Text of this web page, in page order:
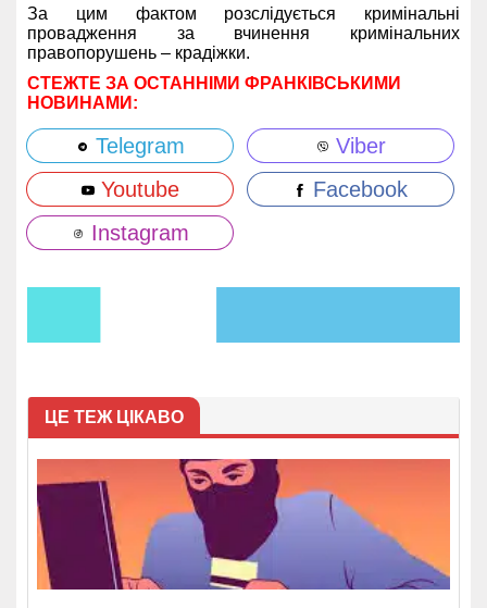
За цим фактом розслідується кримінальні
провадження за вчинення кримінальних
правопорушень – крадіжки.
СТЕЖТЕ ЗА ОСТАННІМИ ФРАНКІВСЬКИМИ
НОВИНАМИ:
Telegram
Viber
Youtube
Facebook
Instagram
ЦЕ ТЕЖ ЦІКАВО